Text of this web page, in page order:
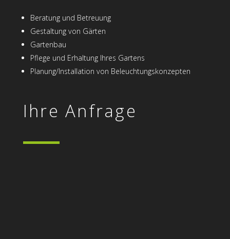
Beratung und Betreuung
Gestaltung von Gärten
Gartenbau
Pflege und Er­haltung Ihres Gartens
Planung/Installation von Beleuchtungs­konzepten
Ihre Anfrage